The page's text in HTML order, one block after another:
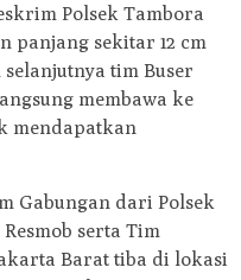
Polsek Tambora
panjang sekitar 12 cm
tim Buser
membawa ke
mendapatkan
Gabungan dari Polsek
serta Tim
Barat tiba di lokasi